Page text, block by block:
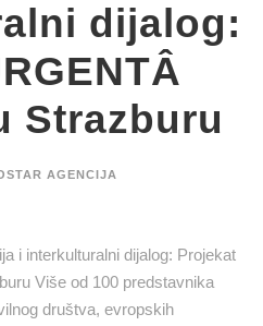
dijalog:
Strazburu
AGENCIJA
i interkulturalni dijalog: Projekat
Više od 100 predstavnika
društva, evropskih